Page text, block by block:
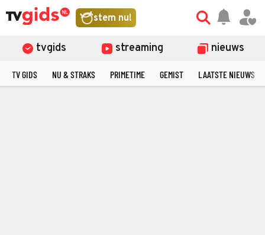
stem nu!
tvgids streaming nieuws
TV GIDS NU & STRAKS PRIMETIME GEMIST LAATSTE NIEUWS